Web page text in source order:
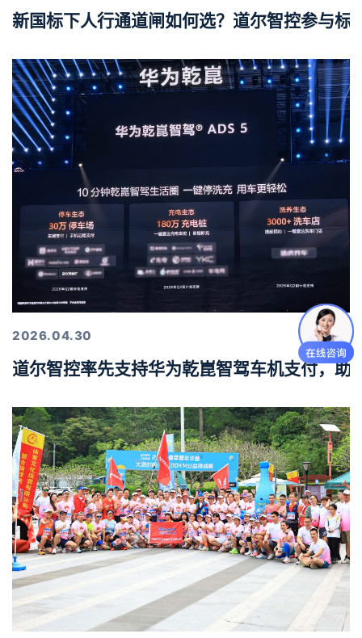
新国标下人行通道闸如何选？道尔智控参与标
2026.04.30
道尔智控率先支持华为乾崑智驾车机支付，助